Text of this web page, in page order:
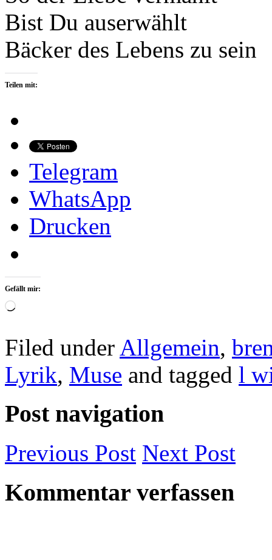
Bist Du auserwählt
Bäcker des Lebens zu sein
Teilen mit:
Telegram
WhatsApp
Drucken
Gefällt mir:
Wird
Filed under Allgemein,
Lyrik, Muse and tagged l
Post navigation
Previous Post Next Post
Kommentar verfassen